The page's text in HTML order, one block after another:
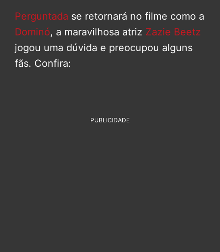
Perguntada se retornará no filme como a
Dominó, a maravilhosa atriz Zazie Beetz
jogou uma dúvida e preocupou alguns
fãs. Confira:
PUBLICIDADE